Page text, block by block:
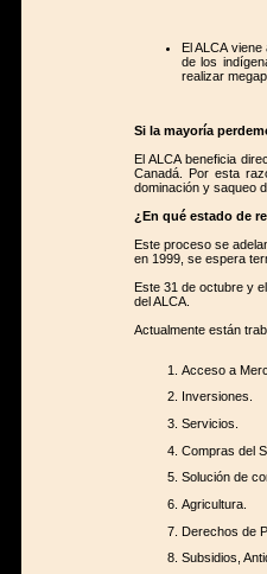
El ALCA
de los
realizar
Si la mayoría
El ALCA beneficia
Canadá. Por esta
dominación y saqueo
¿En qué estado de
Este proceso se
en 1999, se espera
Este 31 de octubre y
del ALCA.
Actualmente están
Acceso a
Inversiones.
Servicios.
Compras del
Solución de
Agricultura.
Derechos de
Subsidios,